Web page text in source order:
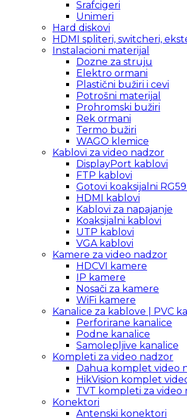
Srafcigeri
Unimeri
Hard diskovi
HDMI spliteri, switcheri,
Instalacioni materijal
Dozne za struju
Elektro ormani
Plastični bužiri i cevi
Potrošni materijal
Prohromski bužiri
Rek ormani
Termo bužiri
WAGO klemice
Kablovi za video nadzor
DisplayPort kablovi
FTP kablovi
Gotovi koaksijalni
HDMI kablovi
Kablovi za napajanje
Koaksijalni kablovi
UTP kablovi
VGA kablovi
Kamere za video nadzor
HDCVI kamere
IP kamere
Nosači za kamere
WiFi kamere
Kanalice za kablove | PVC
Perforirane kanalice
Podne kanalice
Samolepljive kanalice
Kompleti za video nadzor
Dahua komplet video
HikVision komplet
TVT kompleti za video
Konektori
Antenski konektori